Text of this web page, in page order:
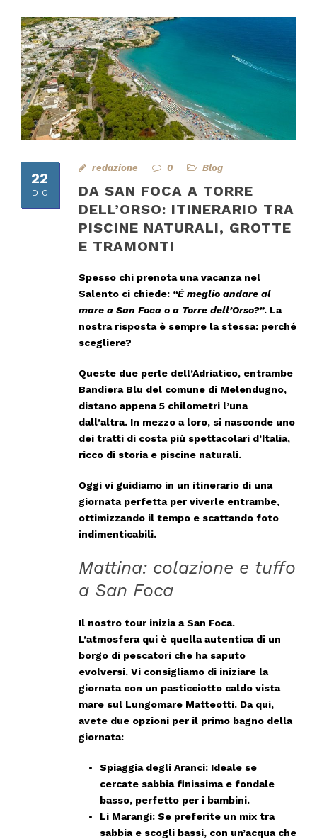
22
DIC
redazione 0 Blog
DA SAN FOCA A TORRE
DELL’ORSO: ITINERARIO TRA
PISCINE NATURALI, GROTTE
E TRAMONTI
Spesso chi prenota una vacanza nel
Salento ci chiede: “È meglio andare al
mare a San Foca o a Torre dell’Orso?”. La
nostra risposta è sempre la stessa: perché
scegliere?
Queste due perle dell’Adriatico, entrambe
Bandiera Blu del comune di Melendugno,
distano appena5 chilometri l’una
dall’altra. In mezzo a loro, si nasconde uno
dei tratti di costa più spettacolari d’Italia,
ricco di storia e piscine naturali.
Oggi vi guidiamo in un itinerario di una
giornata perfetta per viverle entrambe,
ottimizzando il tempo e scattando foto
indimenticabili.
Mattina: colazione e tuffo
a San Foca
Il nostro tour inizia aSan Foca.
L’atmosfera qui è quella autentica di un
borgo di pescatori che ha saputo
evolversi. Vi consigliamo di iniziare la
giornata con un pasticciotto caldo vista
mare sul Lungomare Matteotti. Da qui,
avete due opzioni per il primo bagno della
giornata:
Spiaggia degli Aranci: Ideale se
cercate sabbia finissima e fondale
basso, perfetto per i bambini.
Li Marangi: Se preferite un mix tra
sabbia e scogli bassi, con un’acqua che